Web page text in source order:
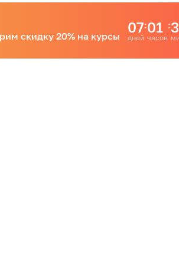
скидку 20% на курсы
07
дней
:01
часов
: